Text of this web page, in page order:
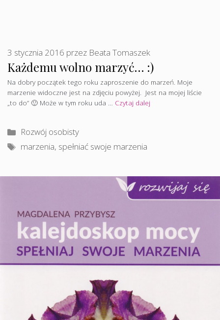
Każdemu wolno marzyć… :)
3 stycznia 2016 przez Beata Tomaszek
Na dobry początek tego roku zaproszenie do marzeń. Moje
marzenie widoczne jest na zdjęciu powyżej. Jest na mojej liście
„to do” 🙂 Może w tym roku uda … Czytaj dalej
Kategorie
Rozwój osobisty
Tagi
marzenia, spełniać swoje marzenia